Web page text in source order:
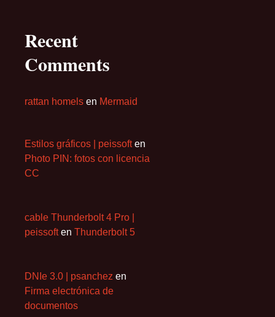
Recent
Comments
rattan homels en Mermaid
Estilos gráficos | peissoften
Photo PIN: fotos con licencia
CC
cable Thunderbolt 4 Pro |
peissoften Thunderbolt 5
DNIe 3.0 | psanchez en
Firma electrónica de
documentos